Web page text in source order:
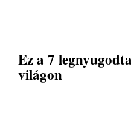
Ez a 7
világon